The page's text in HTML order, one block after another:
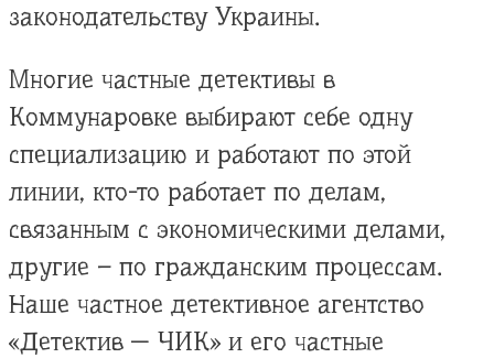
законодательству Украины.
Многие частные детективы в
Коммунаровке выбирают себе одну
специализацию и работают по этой
линии, кто-то работает по делам,
связанным с экономическими делами,
другие – по гражданским процессам.
Наше частное детективное агентство
«Детектив — ЧИК» и его частные